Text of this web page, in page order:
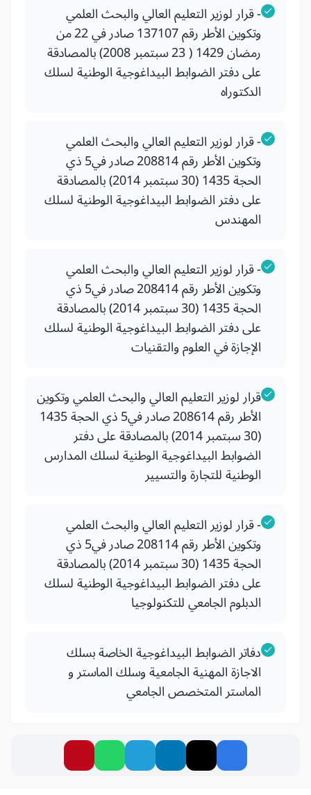
- قرار لوزير التعليم العالي والبحث العلمي
وتكوين الأطر رقم 137107 صادر في 22 من
رمضان 1429 ( 23 سبتمبر 2008) بالمصادقة
على دفتر الضوابط البيداغوجية الوطنية لسلك
الدكتوراه
- قرار لوزير التعليم العالي والبحث العلمي
وتكوين الأطر رقم 208814 صادر في5 ذي
الحجة 1435 (30 سبتمبر 2014) بالمصادقة
على دفتر الضوابط البيداغوجية الوطنية لسلك
المهندس
- قرار لوزير التعليم العالي والبحث العلمي
وتكوين الأطر رقم 208414 صادر في5 ذي
الحجة 1435 (30 سبتمبر 2014) بالمصادقة
على دفتر الضوابط البيداغوجية الوطنية لسلك
الإجازة في العلوم والتقنيات
قرار لوزير التعليم العالي والبحث العلمي وتكوين
الأطر رقم 208614 صادر في5 ذي الحجة 1435
(30 سبتمبر 2014) بالمصادقة على دفتر
الضوابط البيداغوجية الوطنية لسلك المدارس
الوطنية للتجارة والتسيير
- قرار لوزير التعليم العالي والبحث العلمي
وتكوين الأطر رقم 208114 صادر في5 ذي
الحجة 1435 (30 سبتمبر 2014) بالمصادقة
على دفتر الضوابط البيداغوجية الوطنية لسلك
الدبلوم الجامعي للتكنولوجيا
دفاتر الضوابط البيداغوجية الخاصة بسلك
الاجازة المهنية الجامعية وسلك الماستر و
الماستر المتخصص الجامعي